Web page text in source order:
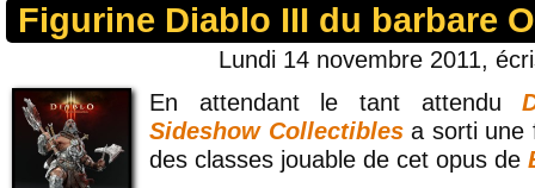
Figurine Diablo III du barbare
Lundi 14 novembre 2011,
En attendant le tant attendu
Sideshow Collectiblesa sorti une
des classes jouable de cet opus de